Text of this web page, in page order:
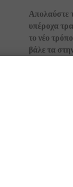
Απολαύστε
υπέροχα
το νέο
βάλε τα